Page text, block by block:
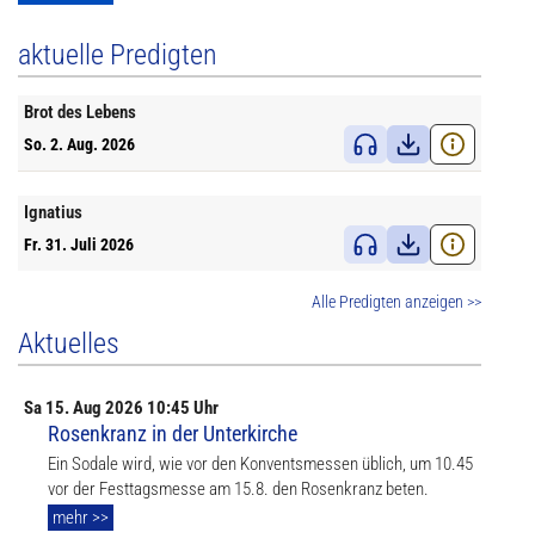
aktuelle Predigten
Brot des Lebens
So. 2. Aug. 2026
Ignatius
Fr. 31. Juli 2026
Alle Predigten anzeigen >>
Aktuelles
Sa 15. Aug 2026 10:45 Uhr
Rosenkranz in der Unterkirche
Ein Sodale wird, wie vor den Konventsmessen üblich, um 10.45
vor der Festtagsmesse am 15.8. den Rosenkranz beten.
mehr >>